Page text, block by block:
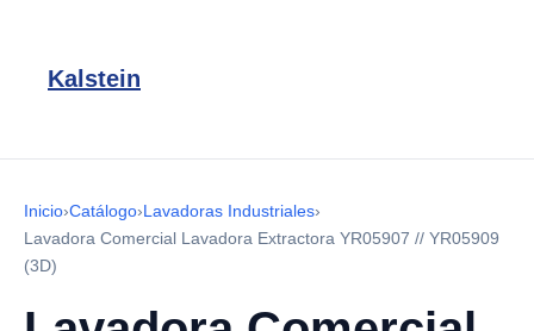
Kalstein
Inicio›Catálogo›Lavadoras Industriales›
Lavadora Comercial Lavadora Extractora YR05907 // YR05909
(3D)